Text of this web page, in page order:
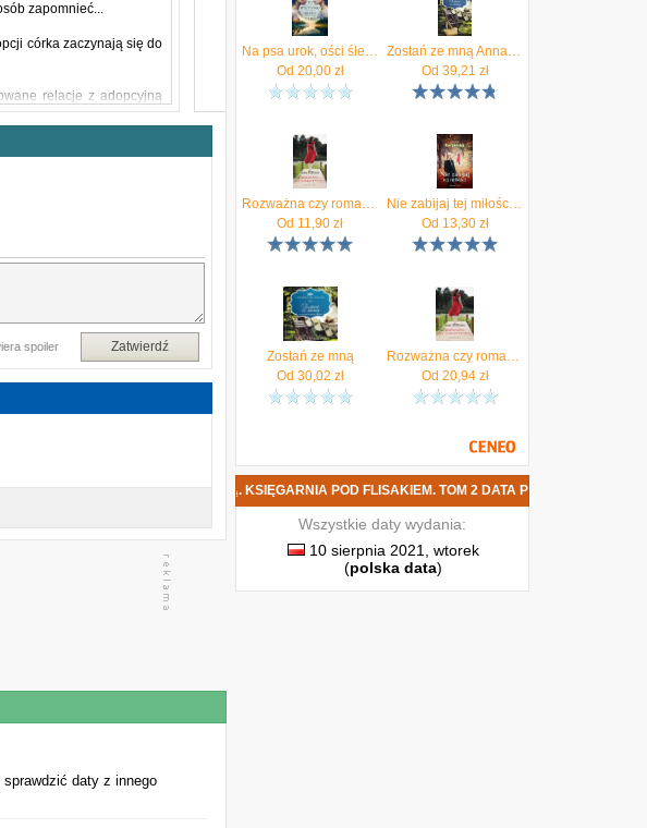
zapomnieć...
córka zaczynają się do
relacje z adopcyjną
i posklejać życie
upadki.
Zatwierdź
spoiler
sprawdzić daty z innego
Na psa urok, ości śledzia
Od 20,00zł
Zostań ze mną Anna Karpińska
Od 39,21 zł
Rozważna czy romantyczna?
Od 11,90 zł
Nie zabijaj tej miłości Anna Karpińska
Od 13,30zł
Zostań ze mną
Od 30,02 zł
Rozważna czy romantyczna? (E-book)
Od 20,94zł
- ZOSTAŃ ZE MNĄ. KSIĘGARNIA POD FLISAKIEM. TOM 2 DATA PREMIERY
Wszystkie daty wydania:
10 sierpnia 2021, wtorek
(polska data)